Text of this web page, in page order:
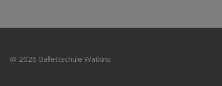
@ 2026 Ballettschule Watkins